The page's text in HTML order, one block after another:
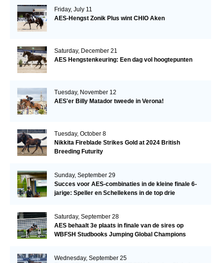
Friday, July 11
AES-Hengst Zonik Plus wint CHIO Aken
Saturday, December 21
AES Hengstenkeuring: Een dag vol hoogtepunten
Tuesday, November 12
AES'er Billy Matador tweede in Verona!
Tuesday, October 8
Nikkita Fireblade Strikes Gold at 2024 British
Breeding Futurity
Sunday, September 29
Succes voor AES-combinaties in de kleine finale 6-
jarige: Speller en Schellekens in de top drie
Saturday, September 28
AES behaalt 3e plaats in finale van de sires op
WBFSH Studbooks Jumping Global Champions
Wednesday, September 25